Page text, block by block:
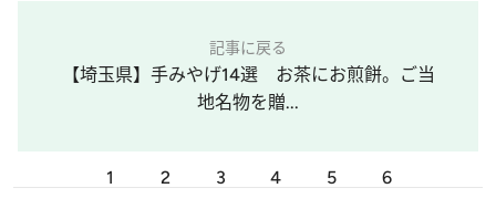
記事に戻る
【埼玉県】手みやげ14選 お茶にお煎餅。ご当
地名物を贈...
1 2 3 4 5 6